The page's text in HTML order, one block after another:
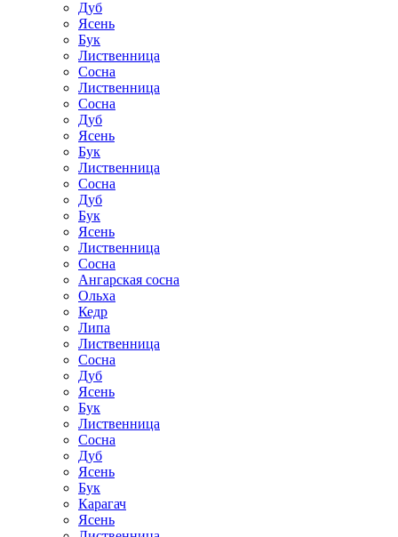
Дуб
Ясень
Бук
Лиственница
Сосна
Лиственница
Сосна
Дуб
Ясень
Бук
Лиственница
Сосна
Дуб
Бук
Ясень
Лиственница
Сосна
Ангарская сосна
Ольха
Кедр
Липа
Лиственница
Сосна
Дуб
Ясень
Бук
Лиственница
Сосна
Дуб
Ясень
Бук
Карагач
Ясень